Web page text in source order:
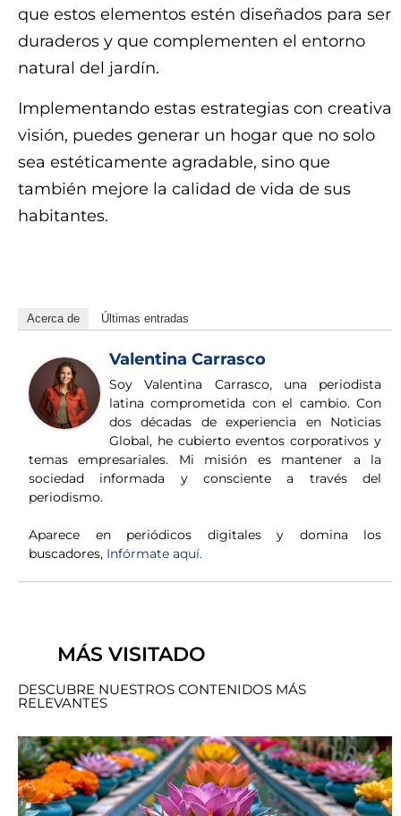
que estos elementos estén diseñados para ser
duraderos y que complementen el entorno
natural del jardín.
Implementando estas estrategias con creativa
visión, puedes generar un hogar que no solo
sea estéticamente agradable, sino que
también mejore la calidad de vida de sus
habitantes.
Acerca de Últimas entradas
Valentina Carrasco
Soy Valentina Carrasco, una periodista
latina comprometida con el cambio. Con
dos décadas de experiencia en Noticias
Global, he cubierto eventos corporativos y
temas empresariales. Mi misión es mantener a la
sociedad informada y consciente a través del
periodismo.
Aparece en periódicos digitales y domina los
buscadores, Infórmate aquí.
MÁS VISITADO
DESCUBRE NUESTROS CONTENIDOS MÁS
RELEVANTES